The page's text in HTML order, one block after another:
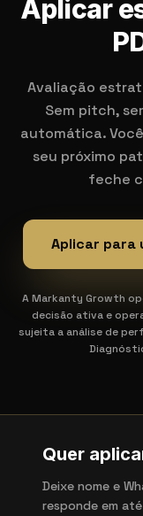
Aplicar
Avaliação
Sem pitch,
automática.
seu próximo
feche
Aplicar para
A Markanty Growth
decisão ativa e
sujeita a análise de
Quer
Deixe nome e
responde em